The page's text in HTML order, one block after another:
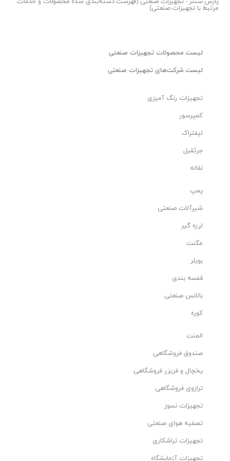
مرتبط با تجهیزات صنعتی)
لیست محصولات تجهیزات صنعتی
لیست شرکت‌های تجهیزات صنعتی
تجهیزات رنگ آمیزی
کمپرسور
لیفتراک
جرثقیل
نقاله
پمپ
شیرآلات صنعتی
لرزه گیر
مگنت
بویلر
قفسه بندی
بالانس صنعتی
کوره
المنت
صندوق فروشگاهی
یخچال و فریزر فروشگاهی
ترازوی فروشگاهی
تجهیزات نسوز
تصفیه هوای صنعتی
تجهیزات تراشکاری
تجهیزات آزمایشگاه